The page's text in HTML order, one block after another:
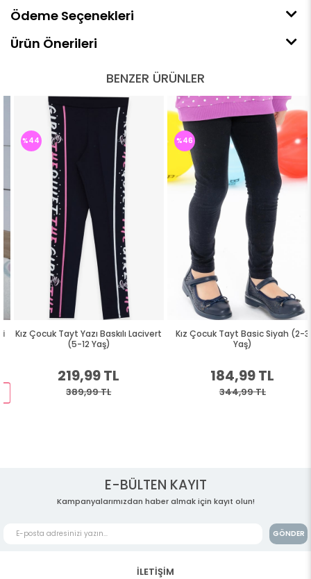
Ödeme Seçenekleri
Ürün Önerileri
BENZER ÜRÜNLER
Kız Çocuk Tayt Yazı Baskılı Lacivert
(5-12 Yaş)
219,99 TL
389,99 TL
%44
Kız Çocuk Tayt Basic Siyah (2-3
Yaş)
184,99 TL
344,99 TL
%46
E-BÜLTEN KAYIT
Kampanyalarımızdan haber almak için kayıt olun!
GÖNDER
İLETİŞİM